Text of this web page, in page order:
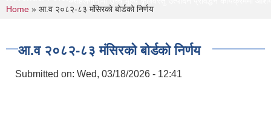
You are here
Home » आ.व २०८२-८३ मंसिरको बोर्डको निर्णय
आ.व २०८२-८३ मंसिरको बोर्डको निर्णय
Submitted on: Wed, 03/18/2026 - 12:41